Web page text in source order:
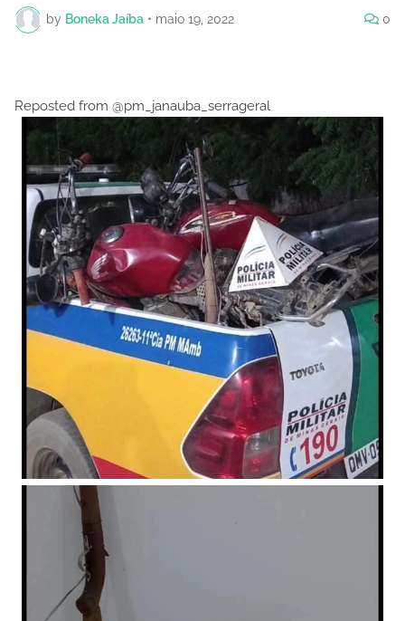
by Boneka Jaíba • maio 19, 2022 0
Reposted from @pm_janauba_serrageral